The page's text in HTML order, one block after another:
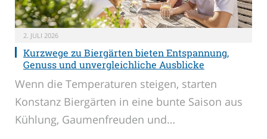
2. JULI 2026
Kurzwege zu Biergärten bieten Entspannung,
Genuss und unvergleichliche Ausblicke
Wenn die Temperaturen steigen, starten
Konstanz Biergärten in eine bunte Saison aus
Kühlung, Gaumenfreuden und…